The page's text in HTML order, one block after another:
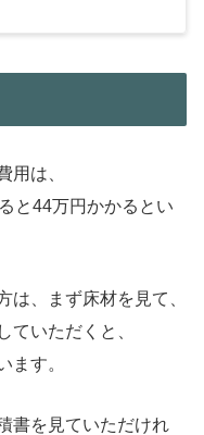
用は、
と44万円かかるとい
は、まず床材を見て、
ていただくと、
ます。
書を見ていただけれ